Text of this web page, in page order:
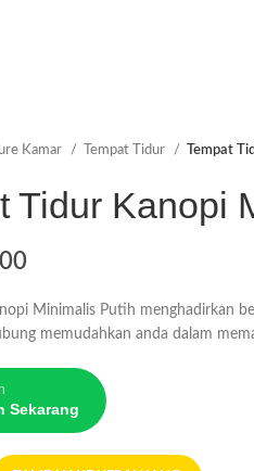
Kamar Tempat Tidur Tempat
Tidur Kanopi
Minimalis Putih menghadirkan
memudahkan anda dalam
Sekarang